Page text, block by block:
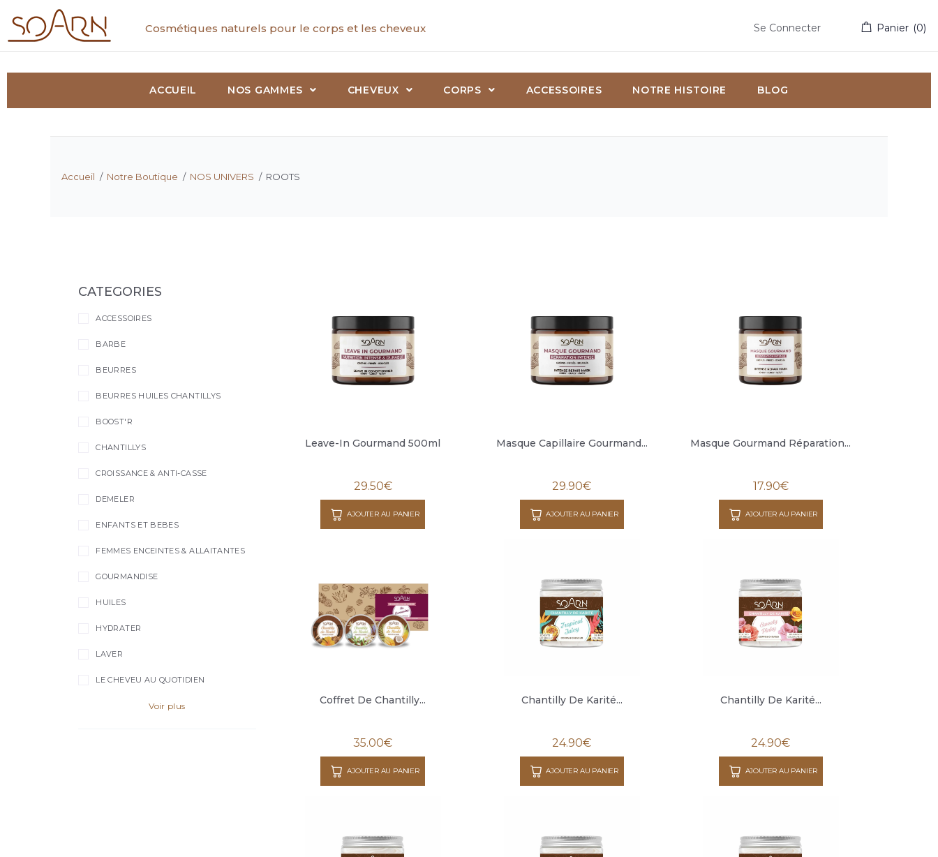
Cosmétiques naturels pour le corps et les cheveux Se Connecter Panier (0)
ACCUEIL NOS GAMMES CHEVEUX CORPS ACCESSOIRES NOTRE HISTOIRE BLOG
Accueil / Notre Boutique / NOS UNIVERS / ROOTS
CATEGORIES
ACCESSOIRES
BARBE
BEURRES
BEURRES HUILES CHANTILLYS
BOOST'R
CHANTILLYS
CROISSANCE & ANTI-CASSE
DEMELER
ENFANTS ET BEBES
FEMMES ENCEINTES & ALLAITANTES
GOURMANDISE
HUILES
HYDRATER
LAVER
LE CHEVEU AU QUOTIDIEN
Voir plus
Leave-In Gourmand 500ml
29.50€
AJOUTER AU PANIER
Masque Capillaire Gourmand...
29.90€
AJOUTER AU PANIER
Masque Gourmand Réparation...
17.90€
AJOUTER AU PANIER
Coffret De Chantilly...
35.00€
AJOUTER AU PANIER
Chantilly De Karité...
24.90€
AJOUTER AU PANIER
Chantilly De Karité...
24.90€
AJOUTER AU PANIER